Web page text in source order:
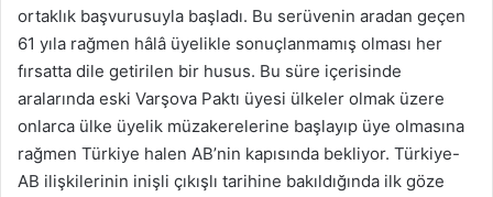
ortaklık başvurusuyla başladı. Bu serüvenin aradan geçen
61 yıla rağmen hâlâ üyelikle sonuçlanmamış olması her
fırsatta dile getirilen bir husus. Bu süre içerisinde
aralarında eski Varşova Paktı üyesi ülkeler olmak üzere
onlarca ülke üyelik müzakerelerine başlayıp üye olmasına
rağmen Türkiye halen AB’nin kapısında bekliyor. Türkiye-
AB ilişkilerinin inişli çıkışlı tarihine bakıldığında ilk göze